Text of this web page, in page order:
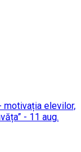
motivația elevilor,
- 11 aug.